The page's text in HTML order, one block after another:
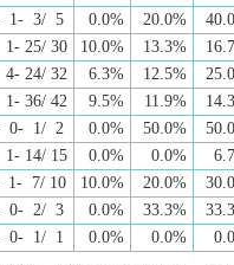
1- 3/ 5 0.0% 20.0%
25/ 30 10.0% 13.3%
24/ 32 6.3% 12.5%
36/ 42 9.5% 11.9%
0- 1/ 2 0.0% 50.0%
14/ 15 0.0% 0.0%
1- 7/ 10 10.0% 20.0%
0- 2/ 3 0.0% 33.3%
0- 1/ 1 0.0% 0.0%